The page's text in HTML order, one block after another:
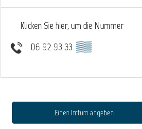
Klicken Sie hier, um die Nummer
06 92 93 33 ▒▒
Einen Irrtum angeben